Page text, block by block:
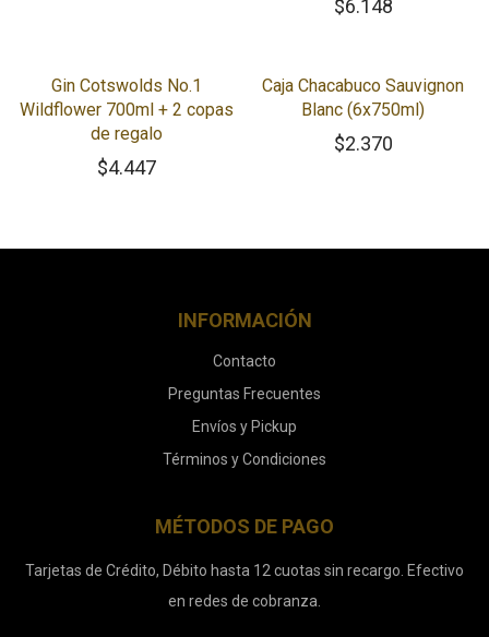
$6.148
Gin Cotswolds No.1
Wildflower 700ml + 2 copas
de regalo
$4.447
Caja Chacabuco Sauvignon
Blanc (6x750ml)
$2.370
INFORMACIÓN
Contacto
Preguntas Frecuentes
Envíos y Pickup
Términos y Condiciones
MÉTODOS DE PAGO
Tarjetas de Crédito, Débito hasta 12 cuotas sin recargo. Efectivo
en redes de cobranza.